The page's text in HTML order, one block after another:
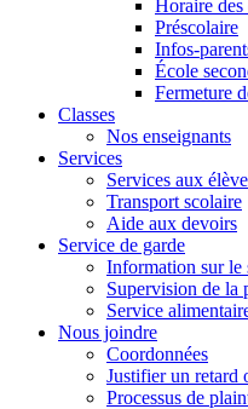
Horaire des
Préscolaire
Infos-
École
Fermeture
Classes
Nos enseignants
Services
Services aux
Transport scolaire
Aide aux devoirs
Service de garde
Information sur le
Supervision de la
Service
Nous joindre
Coordonnées
Justifier un retard
Processus de